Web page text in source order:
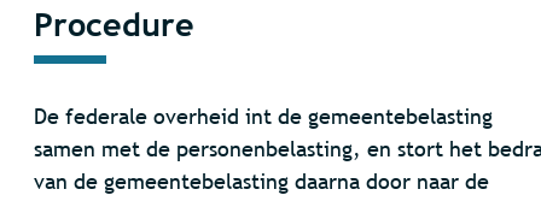
Procedure
De federale overheid int de gemeentebelasting
samen met de personenbelasting, en stort het
van de gemeentebelasting daarna door naar de